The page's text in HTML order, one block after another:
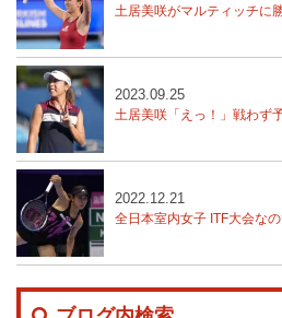
土居美咲がマルティッチに勝利し感
土居美咲「えっ！」戦わず予選突破【東
2023.09.25
全日本室内女子 ITF大会な
2022.12.21